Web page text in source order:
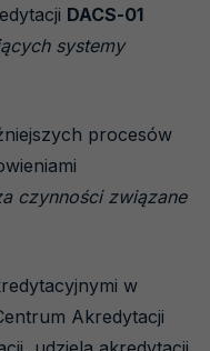
DACS-01
systemy
procesów
czynności związane
w
Akredytacji